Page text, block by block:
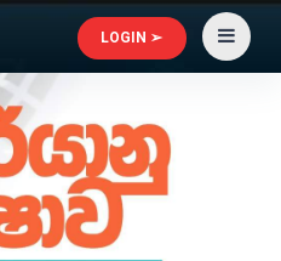
LOGIN ➢